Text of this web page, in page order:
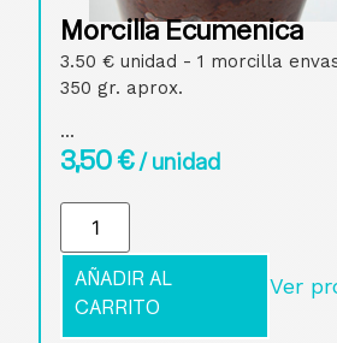
Morcilla Ecuménica
3.50 € unidad - 1 morcilla
350 gr. aprox.
...
3,50€/ unidad
AÑADIR AL
CARRITO
Ver